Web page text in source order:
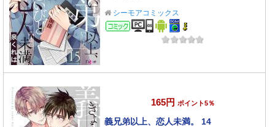
シーモアコミックス
コミック
165円 ポイント5％
義兄弟以上、恋人未満。 14